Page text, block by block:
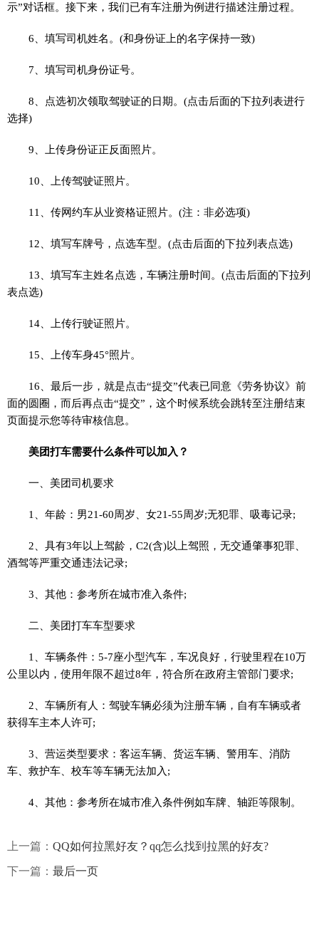
示”对话框。接下来，我们已有车注册为例进行描述注册过程。
6、填写司机姓名。(和身份证上的名字保持一致)
7、填写司机身份证号。
8、点选初次领取驾驶证的日期。(点击后面的下拉列表进行
选择)
9、上传身份证正反面照片。
10、上传驾驶证照片。
11、传网约车从业资格证照片。(注：非必选项)
12、填写车牌号，点选车型。(点击后面的下拉列表点选)
13、填写车主姓名点选，车辆注册时间。(点击后面的下拉列
表点选)
14、上传行驶证照片。
15、上传车身45°照片。
16、最后一步，就是点击“提交”代表已同意《劳务协议》前
面的圆圈，而后再点击“提交”，这个时候系统会跳转至注册结束
页面提示您等待审核信息。
美团打车需要什么条件可以加入？
一、美团司机要求
1、年龄：男21-60周岁、女21-55周岁;无犯罪、吸毒记录;
2、具有3年以上驾龄，C2(含)以上驾照，无交通肇事犯罪、
酒驾等严重交通违法记录;
3、其他：参考所在城市准入条件;
二、美团打车车型要求
1、车辆条件：5-7座小型汽车，车况良好，行驶里程在10万
公里以内，使用年限不超过8年，符合所在政府主管部门要求;
2、车辆所有人：驾驶车辆必须为注册车辆，自有车辆或者
获得车主本人许可;
3、营运类型要求：客运车辆、货运车辆、警用车、消防
车、救护车、校车等车辆无法加入;
4、其他：参考所在城市准入条件例如车牌、轴距等限制。
上一篇： QQ如何拉黑好友？qq怎么找到拉黑的好友?
下一篇： 最后一页